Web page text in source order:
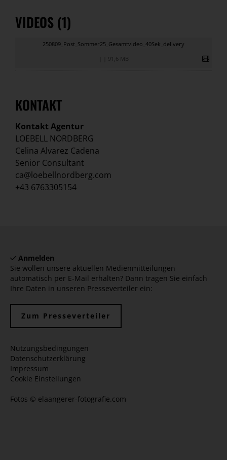
VIDEOS (1)
250809_Post_Sommer25_Gesamtvideo_40Sek_delivery
91,6 MB
KONTAKT
Kontakt Agentur
LOEBELL NORDBERG
Celina Alvarez Cadena
Senior Consultant
ca@loebellnordberg.com
+43 6763305154
Anmelden
Sie wollen unsere aktuellen Medienmitteilungen
automatisch per E-Mail erhalten? Dann tragen Sie einfach
Ihre Daten in unseren Presseverteiler ein:
Zum Presseverteiler
Nutzungsbedingungen
Datenschutzerklärung
Impressum
Cookie Einstellungen
Fotos © elaangerer-fotografie.com